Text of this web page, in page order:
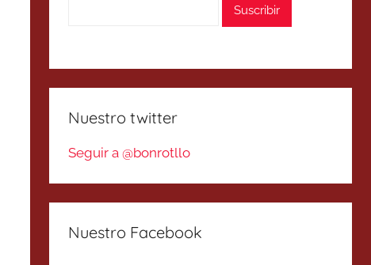
Nuestro twitter
Seguir a @bonrotllo
Nuestro Facebook